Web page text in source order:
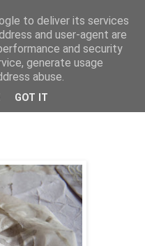
to deliver its services
and user-agent are
and security
generate usage
abuse.
GOT IT